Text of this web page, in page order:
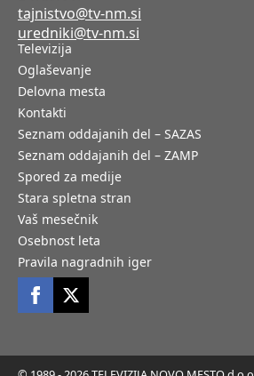
tajnistvo@tv-nm.si
uredniki@tv-nm.si
Televizija
Oglaševanje
Delovna mesta
Kontakti
Seznam oddajanih del – SAZAS
Seznam oddajanih del – ZAMP
Spored za medije
Stara spletna stran
Vaš mesečnik
Osebnost leta
Pravila nagradnih iger